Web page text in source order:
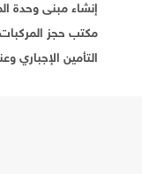
إنشاء مبنى وحدة
مكتب حجز
التأمين الإجباري